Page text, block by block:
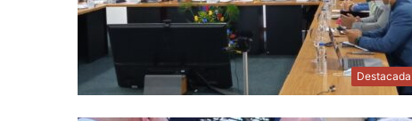
Destacada